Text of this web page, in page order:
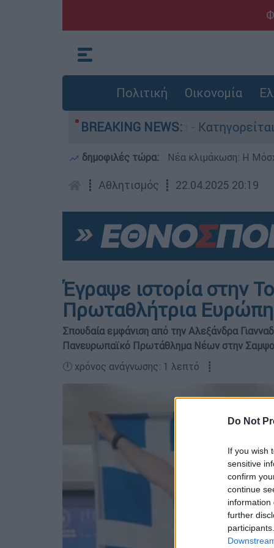
Do Not
If you wish
sensitive
confirm
continue
information
further
Πολιτική Οικονομία
BREAKING NEWS:
στην Ελλάδα - Κατηγορείται και
δημοφιλές τώρα: Νέα κλιμάκωση: Η
┋ Αθλητισμός ┋ 22.04.2025 20:19
Έγραψε ιστορία στην
Πρωταθλήτρια
Σπουδαία εμφάνιση από την Αλεξάνδρα
Πανευρωπαϊκό Πρωτάθλημα Νέων στην
🕛 χρόνος ανάγνωσης: 1 λεπτό ┋